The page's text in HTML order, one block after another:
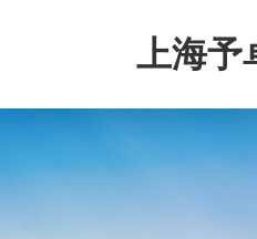
上海予